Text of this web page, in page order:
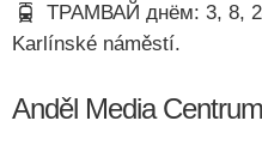
ТРАМВАЙ днём: 3, 8,
Karlínské náměstí.
Anděl Media Centrum